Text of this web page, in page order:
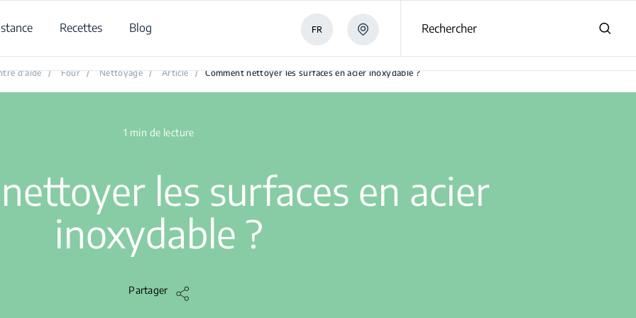
Recettes Blog FR Rechercher
d'aide / Four / Nettoyage / Article / Comment nettoyer les surfaces en acier inoxydable ?
1 min de lecture
les surfaces en acier
inoxydable ?
Partager
Comment nettoyer les surfaces en acier inoxydable ?